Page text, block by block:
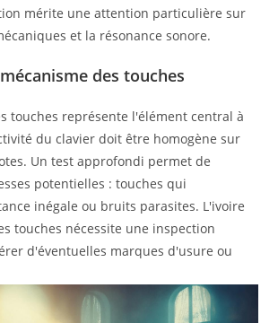
mérite une attention particulière sur
et la résonance sonore.
des touches
touches représente l'élément central à
du clavier doit être homogène sur
Un test approfondi permet de
potentielles : touches qui
inégale ou bruits parasites. L'ivoire
touches nécessite une inspection
d'éventuelles marques d'usure ou